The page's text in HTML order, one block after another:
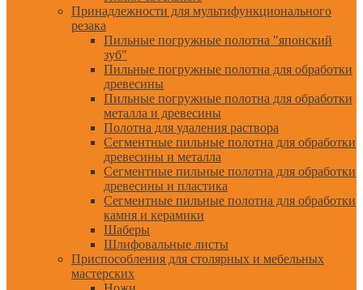
Принадлежности для мультифункционального
резака
Пильные погружные полотна "японский
зуб"
Пильные погружные полотна для обработки
древесины
Пильные погружные полотна для обработки
металла и древесины
Полотна для удаления раствора
Сегментные пильные полотна для обработки
древесины и металла
Сегментные пильные полотна для обработки
древесины и пластика
Сегментные пильные полотна для обработки
камня и керамики
Шаберы
Шлифовальные листы
Приспособления для столярных и мебельных
мастерских